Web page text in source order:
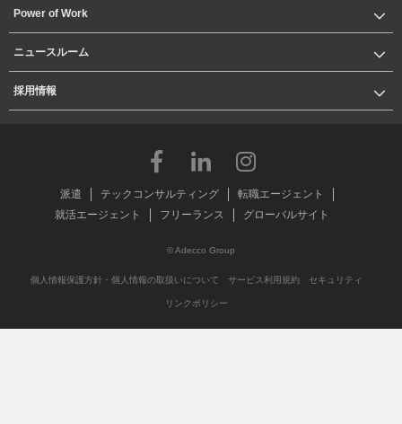
Power of Work
ニュースルーム
採用情報
派遣 テックコンサルティング
転職エージェント
就活エージェント
フリーランス グローバルサイト
© Adecco Group
個人情報保護方針・個人情報の取扱いについて サービス利用規約 セキュリティ
リンクポリシー